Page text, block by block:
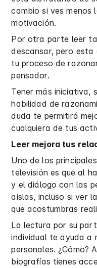
cambio si ves
motivación.
Por otra parte leer
descansar, pero
tu proceso de
pensador.
Tener más iniciativa,
habilidad de
duda te permitirá
cualquiera de tus
Leer mejora tus
Uno de los
televisión es que al
y el diálogo con las
aislas, incluso si ver
que acostumbras
La lectura por su
individual te ayuda a
personales. ¿Cómo?
biografías tienes